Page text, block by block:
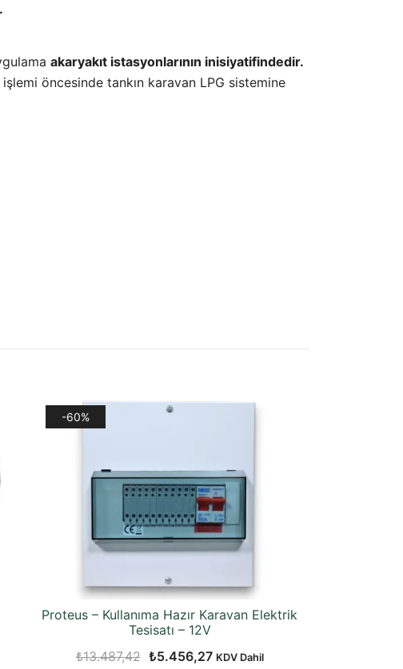
akaryakıt istasyonlarının inisiyatifindedir.
öncesinde tankın karavan LPG sistemine
-60%
Proteus – Kullanıma Hazır Karavan Elektrik
Tesisatı – 12V
₺13.487,42 Orijinal
₺5.456,27Şu
KDV Dahil